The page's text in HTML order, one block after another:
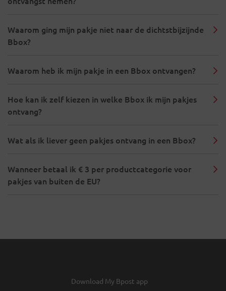
Waarom ging mijn pakje niet naar de dichtstbijzijnde
Bbox?
Waarom heb ik mijn pakje in een Bbox ontvangen?
Hoe kan ik zelf kiezen in welke Bbox ik mijn pakjes
ontvang?
Wat als ik liever geen pakjes ontvang in een Bbox?
Wanneer betaal ik € 3 per productcategorie voor
pakjes van buiten de EU?
Download My Bpost app